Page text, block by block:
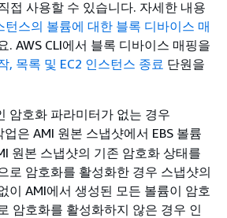
접 사용할 수 있습니다. 자세한 내용
턴스의 볼륨에 대한 블록 디바이스 매
. AWS CLI에서 블록 디바이스 매핑을
, 목록 및 EC2 인스턴스 종료 단원을
암호화 파라미터가 없는 경우
업은 AMI 원본 스냅샷에서 EBS 볼륨
원본 스냅샷의 기존 암호화 상태를
로 암호화를 활성화한 경우 스냅샷의
이 AMI에서 생성된 모든 볼륨이 암호
암호화를 활성화하지 않은 경우 인